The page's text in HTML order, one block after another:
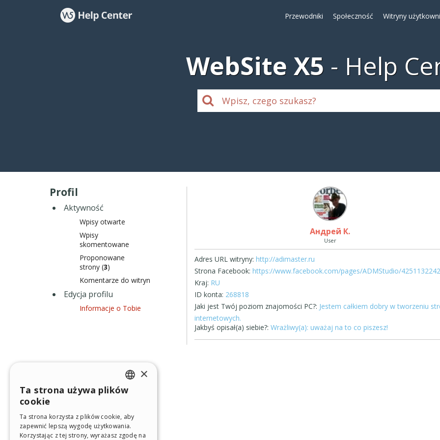
Przewodniki Społeczność Witryny
WebSite X5 Help
Profil
Aktywność
Wpisy otwarte
Wpisy
skomentowane
Proponowane
strony (3)
Komentarze do witryn
Edycja profilu
Informacje o Tobie
Андрей К.
User
Adres URL witryny: http://adimaster.ru
Strona Facebook: https://www.facebook.com/pages/ADMStudio/
Kraj: RU
ID konta: 268818
Jaki jest Twój poziom znajomości PC?: Jestem całkiem dobry w tworzeniu
internetowych.
Jakbyś opisał(a) siebie?: Wrażliwy(a): uważaj na to co piszesz!
ENGLISH
GERMAN
×
Ta strona używa plików
cookie
Ta strona korzysta z plików cookie, aby
zapewnić lepszą wygodę użytkowania.
Korzystając z tej strony, wyrażasz zgodę na